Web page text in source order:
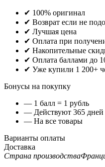
✔ 100% оригинал
✔ Возврат если не
✔ Лучшая цена
✔ Оплата при
✔ Накопительные
✔ Оплата баллами до
✔ Уже купили 1 200+
Бонусы на покупку
— 1 балл = 1 рубль
— Действуют 365 дней
— На все товары
Варианты оплаты
Доставка
Страна производства